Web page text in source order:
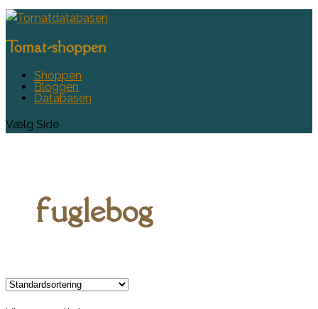
Tomat-shoppen
Shoppen
Bloggen
Databasen
Vælg Side
fuglebog